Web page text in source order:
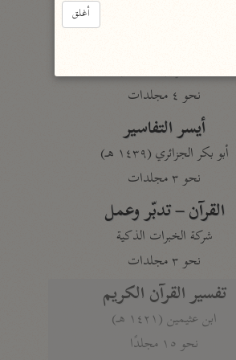
السعدي (١٣٧٦ هـ)
نحو ٤ مجلدات
أيسر التفاسير
أبو بكر الجزائري (١٤٣٩ هـ)
نحو ٣ مجلدات
القرآن – تدبّر وعمل
شركة الخبرات الذكية
نحو ٣ مجلدات
تفسير القرآن الكريم
ابن عثيمين (١٤٢١ هـ)
نحو ١٥ مجلدًا
أغلق